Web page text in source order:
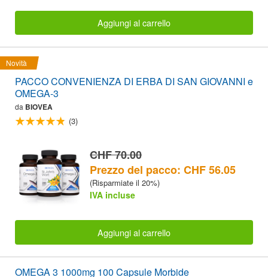
Aggiungi al carrello
Novità
PACCO CONVENIENZA DI ERBA DI SAN GIOVANNI e
OMEGA-3
da BIOVEA
(3)
CHF 70.00
Prezzo del pacco: CHF 56.05
(Risparmiate il 20%)
IVA incluse
Aggiungi al carrello
OMEGA 3 1000mg 100 Capsule Morbide